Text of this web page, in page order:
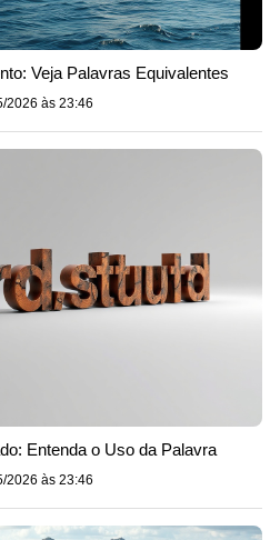
Veja Palavras Equivalentes
2026 às 23:46
Entenda o Uso da Palavra
2026 às 23:46